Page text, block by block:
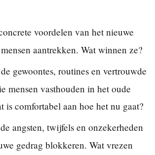
voordelen van het nieuwe
aantrekken. Wat winnen ze?
de gewoontes, routines en vertrouwde
mensen vasthouden in het oude
is comfortabel aan hoe het nu gaat?
de angsten, twijfels en onzekerheden
gedrag blokkeren. Wat vrezen